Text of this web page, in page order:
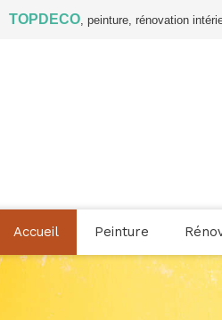
TOPDECO, peinture, rénovation
Accueil Peinture